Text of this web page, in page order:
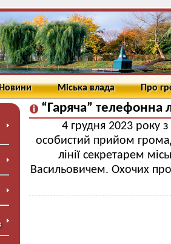
Міська влада Про
“Гаряча” телефонна
4 грудня 2023 року
особистий прийом
лінії секретарем
Васильовичем. Охочих